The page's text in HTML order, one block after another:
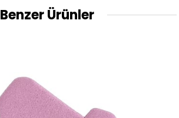
Benzer Ürünler